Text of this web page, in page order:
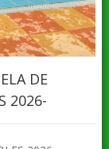
DE
2026-